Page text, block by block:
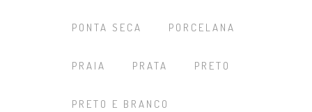
PONTA SECA PORCELANA
PRAIA PRATA PRETO
PRETO E BRANCO